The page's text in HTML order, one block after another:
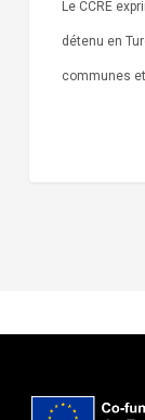
Le CCRE
détenu en
communes